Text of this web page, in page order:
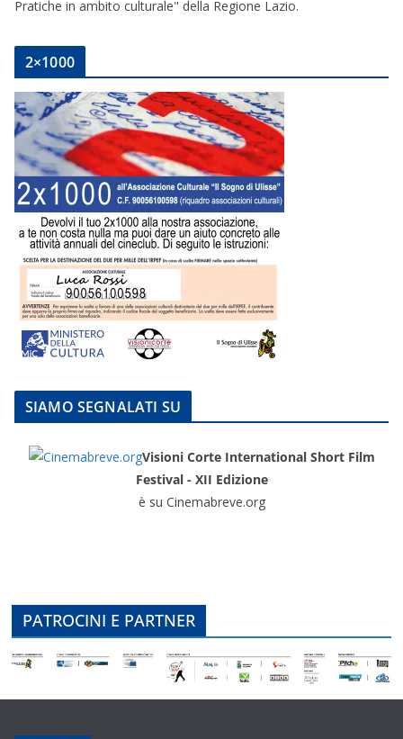
Pratiche in ambito culturale" della Regione Lazio.
2×1000
SIAMO SEGNALATI SU
Visioni Corte International Short Film
Festival - XII Edizione
è su Cinemabreve.org
PATROCINI E PARTNER